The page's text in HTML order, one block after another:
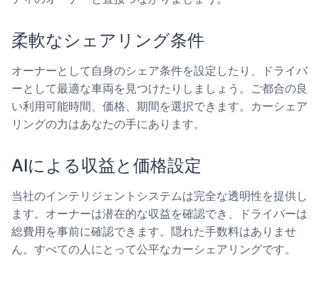
柔軟なシェアリング条件
オーナーとして自身のシェア条件を設定したり、ドライバ
ーとして最適な車両を見つけたりしましょう。ご都合の良
い利用可能時間、価格、期間を選択できます。カーシェア
リングの力はあなたの手にあります。
AIによる収益と価格設定
当社のインテリジェントシステムは完全な透明性を提供し
ます。オーナーは潜在的な収益を確認でき、ドライバーは
総費用を事前に確認できます。隠れた手数料はありませ
ん。すべての人にとって公平なカーシェアリングです。